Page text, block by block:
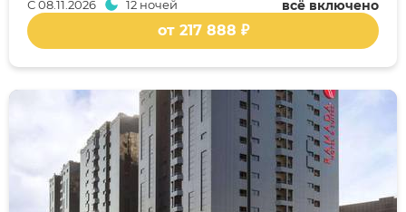
всё включено
С08.11.2026 12 ночей
от 217 888 ₽